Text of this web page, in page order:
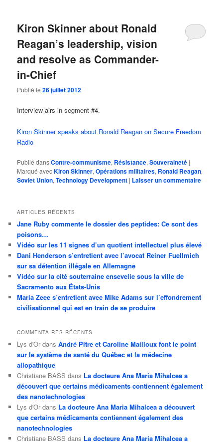
Kiron Skinner about Ronald
Reagan’s leadership, vision
and resolve as Commander-
in-Chief
Publié le26 juillet 2012
Interview airs in segment #4.
Kiron Skinner speaks about Ronald Reagan on Secure Freedom
Radio
Publié dansContre-communisme, Résistance,Souveraineté |
Marqué avecKiron Skinner,Opérations militaires, Ronald Reagan,
Soviet Union,Technology Development | Laisser un commentaire
ARTICLES RÉCENTS
Jane Ruby commente le dossier des peptides: Ce sont des
poisons…
Vidéo sur les 11 signes d’un quotient intellectuel plus élevé
Dani Henderson s’entretient avec l’avocat Reiner Fuellmich
sur sa détention illégale en Allemagne
Vidéo sur la cité souterraine ensevelie sous la ville de
Sacramento aux États-Unis
Maria Zeee s’entretient avec Mike Adams sur l’effondrement
civilisationnel qui est en train de se produire
COMMENTAIRES RÉCENTS
Lys d'Or dansAndré Pitre et Caroline Mailloux font le point
sur le système de santé du Québec et la médecine
allopathique
Christiane BASS dans La docteure Ana Maria Mihalcea a
découvert que certains médicaments contiennent également
des nanotechnologies
Lys d'Or dans La docteure Ana Maria Mihalcea a découvert
que certains médicaments contiennent également des
nanotechnologies
Christiane BASS dans La docteure Ana Maria Mihalcea a